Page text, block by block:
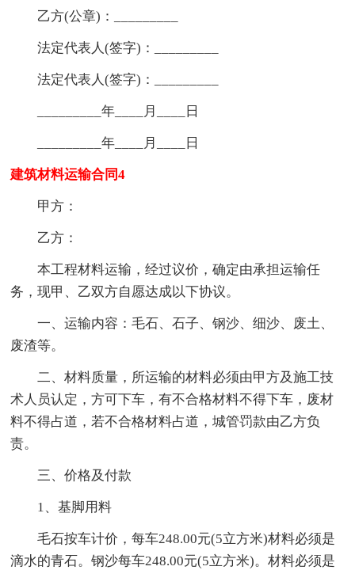
乙方(公章)：_________
法定代表人(签字)：_________
法定代表人(签字)：_________
_________年____月____日
_________年____月____日
建筑材料运输合同4
甲方：
乙方：
本工程材料运输，经过议价，确定由承担运输任
务，现甲、乙双方自愿达成以下协议。
一、运输内容：毛石、石子、钢沙、细沙、废土、
废渣等。
二、材料质量，所运输的材料必须由甲方及施工技
术人员认定，方可下车，有不合格材料不得下车，废材
料不得占道，若不合格材料占道，城管罚款由乙方负
责。
三、价格及付款
1、基脚用料
毛石按车计价，每车248.00元(5立方米)材料必须是
滴水的青石。钢沙每车248.00元(5立方米)。材料必须是